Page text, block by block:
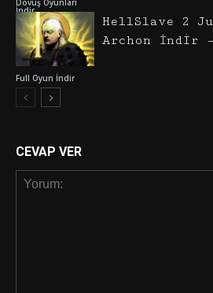
İndir
Full Oyun İndir
HellSlave 2
Archon İndir
CEVAP VER